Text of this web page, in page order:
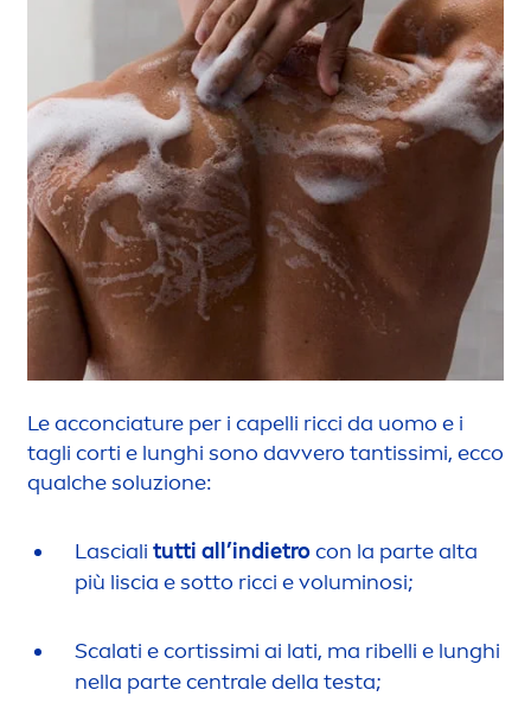
Le acconciature per i capelli ricci da uomo e i
tagli corti e lunghi sono davvero tantissimi, ecco
qualche soluzione:
Lasciali tutti all’indietrocon la parte alta
più liscia e sotto ricci e voluminosi;
Scalati e cortissimi ai lati, ma ribelli e lunghi
nella parte centrale della testa;